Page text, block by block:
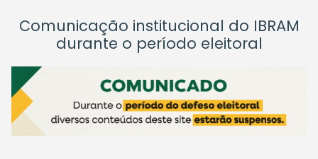
Comunicação institucional do IBRAM
durante o período eleitoral